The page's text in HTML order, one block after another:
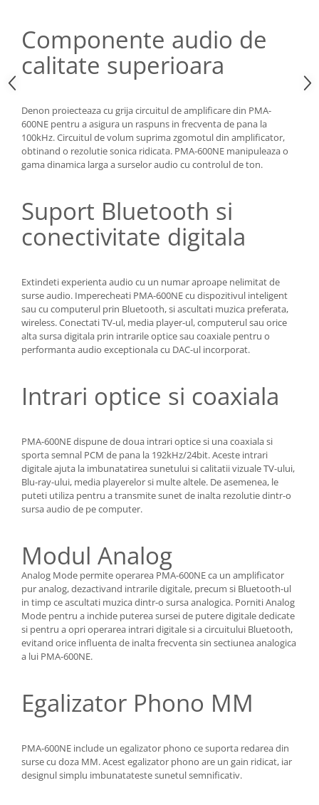
Componente audio de
calitate superioara
Denon proiecteaza cu grija circuitul de amplificare din PMA-
600NE pentru a asigura un raspuns in frecventa de pana la
100kHz. Circuitul de volum suprima zgomotul din amplificator,
obtinand o rezolutie sonica ridicata. PMA-600NE manipuleaza o
gama dinamica larga a surselor audio cu controlul de ton.
Suport Bluetooth si
conectivitate digitala
Extindeti experienta audio cu un numar aproape nelimitat de
surse audio. Imperecheati PMA-600NE cu dispozitivul inteligent
sau cu computerul prin Bluetooth, si ascultati muzica preferata,
wireless. Conectati TV-ul, media player-ul, computerul sau orice
alta sursa digitala prin intrarile optice sau coaxiale pentru o
performanta audio exceptionala cu DAC-ul incorporat.
Intrari optice si coaxiala
PMA-600NE dispune de doua intrari optice si una coaxiala si
sporta semnal PCM de pana la 192kHz/24bit. Aceste intrari
digitale ajuta la imbunatatirea sunetului si calitatii vizuale TV-ului,
Blu-ray-ului, media playerelor si multe altele. De asemenea, le
puteti utiliza pentru a transmite sunet de inalta rezolutie dintr-o
sursa audio de pe computer.
Modul Analog
Analog Mode permite operarea PMA-600NE ca un amplificator
pur analog, dezactivand intrarile digitale, precum si Bluetooth-ul
in timp ce ascultati muzica dintr-o sursa analogica. Porniti Analog
Mode pentru a inchide puterea sursei de putere digitale dedicate
si pentru a opri operarea intrari digitale si a circuitului Bluetooth,
evitand orice influenta de inalta frecventa sin sectiunea analogica
a lui PMA-600NE.
Egalizator Phono MM
PMA-600NE include un egalizator phono ce suporta redarea din
surse cu doza MM. Acest egalizator phono are un gain ridicat, iar
designul simplu imbunatateste sunetul semnificativ.